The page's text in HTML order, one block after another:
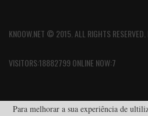
KNOOW.NET © 2015. ALL RIGHTS RESERVED.
VISITORS:18882799 ONLINE NOW:7
Para melhorar a sua experiência de